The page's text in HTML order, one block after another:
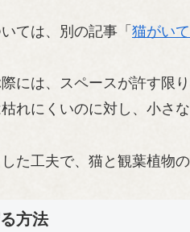
ては、別の記事「 猫がい
には、スペースが許す限り
れにくいのに対し、小さ
た工夫で、猫と観葉植物
方法